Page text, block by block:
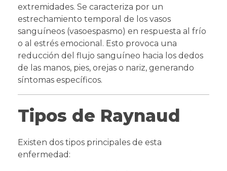
extremidades. Se caracteriza por un
estrechamiento temporal de los vasos
sanguíneos (vasoespasmo) en respuesta al frío
o al estrés emocional. Esto provoca una
reducción del flujo sanguíneo hacia los dedos
de las manos, pies, orejas o nariz, generando
síntomas específicos.
Tipos de Raynaud
Existen dos tipos principales de esta
enfermedad: